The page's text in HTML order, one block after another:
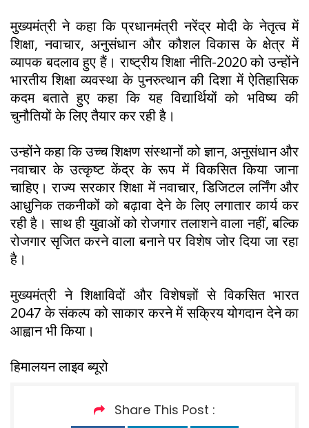
मुख्यमंत्री ने कहा कि प्रधानमंत्री नरेंद्र मोदी के नेतृत्व में
शिक्षा, नवाचार, अनुसंधान और कौशल विकास के क्षेत्र में
व्यापक बदलाव हुए हैं। राष्ट्रीय शिक्षा नीति-2020 को उन्होंने
भारतीय शिक्षा व्यवस्था के पुनरुत्थान की दिशा में ऐतिहासिक
कदम बताते हुए कहा कि यह विद्यार्थियों को भविष्य की
चुनौतियों के लिए तैयार कर रही है।
उन्होंने कहा कि उच्च शिक्षण संस्थानों को ज्ञान, अनुसंधान और
नवाचार के उत्कृष्ट केंद्र के रूप में विकसित किया जाना
चाहिए। राज्य सरकार शिक्षा में नवाचार, डिजिटल लर्निंग और
आधुनिक तकनीकों को बढ़ावा देने के लिए लगातार कार्य कर
रही है। साथ ही युवाओं को रोजगार तलाशने वाला नहीं, बल्कि
रोजगार सृजित करने वाला बनाने पर विशेष जोर दिया जा रहा
है।
मुख्यमंत्री ने शिक्षाविदों और विशेषज्ञों से विकसित भारत
2047 के संकल्प को साकार करने में सक्रिय योगदान देने का
आह्वान भी किया।
हिमालयन लाइव ब्यूरो
Share This Post :